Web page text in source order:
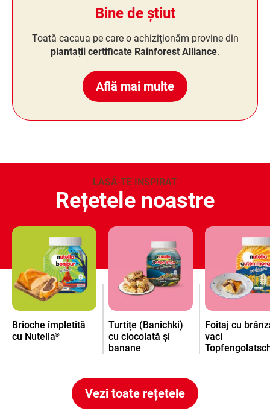
Bine de știut
Toată cacaua pe care o achiziționăm provine din
plantații certificate Rainforest Alliance.
Află mai multe
LASĂ-TE INSPIRAT
Rețetele noastre
Brioche împletită
cu Nutella®
Turtițe (Banichki)
cu ciocolată și
banane
Foitaj cu
vaci
Vezi toate rețetele